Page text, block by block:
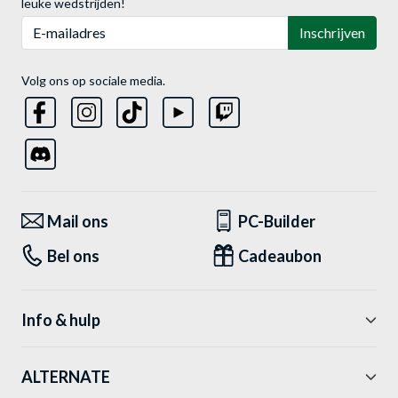
leuke wedstrijden!
Inschrijven
Volg ons op sociale media.
Mail ons
PC-Builder
Bel ons
Cadeaubon
Info & hulp
ALTERNATE